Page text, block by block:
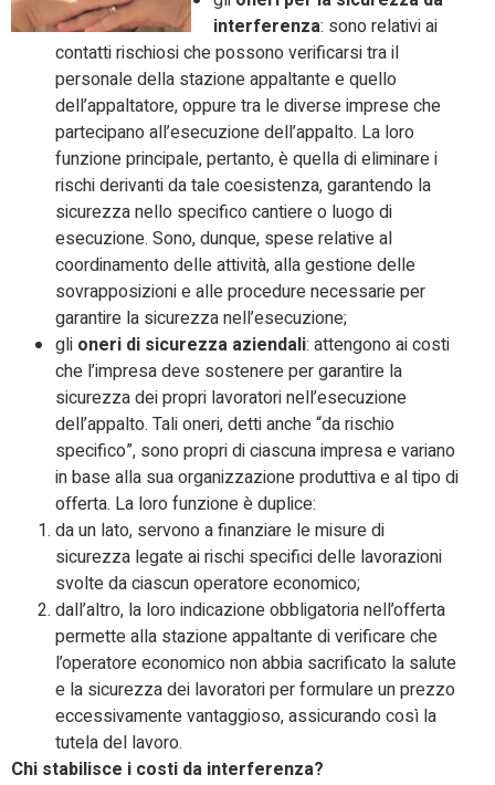
interferenza: sono relativi ai
contatti rischiosi che possono verificarsi tra il
personale della stazione appaltante e quello
dell’appaltatore, oppure tra le diverse imprese che
partecipano all’esecuzione dell’appalto. La loro
funzione principale, pertanto, è quella di eliminare i
rischi derivanti da tale coesistenza, garantendo la
sicurezza nello specifico cantiere o luogo di
esecuzione. Sono, dunque, spese relative al
coordinamento delle attività, alla gestione delle
sovrapposizioni e alle procedure necessarie per
garantire la sicurezza nell’esecuzione;
gli oneri di sicurezza aziendali: attengono ai costi
che l’impresa deve sostenere per garantire la
sicurezza dei propri lavoratori nell’esecuzione
dell’appalto. Tali oneri, detti anche “da rischio
specifico”, sono propri di ciascuna impresa e variano
in base alla sua organizzazione produttiva e al tipo di
offerta. La loro funzione è duplice:
da un lato, servono a finanziare le misure di
sicurezza legate ai rischi specifici delle lavorazioni
svolte da ciascun operatore economico;
dall’altro, la loro indicazione obbligatoria nell’offerta
permette alla stazione appaltante di verificare che
l’operatore economico non abbia sacrificato la salute
e la sicurezza dei lavoratori per formulare un prezzo
eccessivamente vantaggioso, assicurando così la
tutela del lavoro.
Chi stabilisce i costi da interferenza?